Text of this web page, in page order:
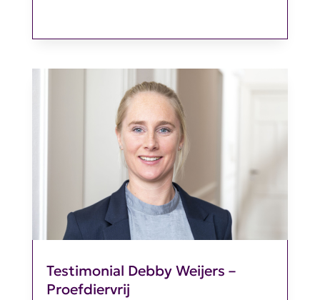
Testimonial Debby Weijers –
Proefdiervrij